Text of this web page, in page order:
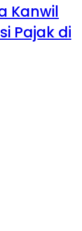
Kanwil
Pajak di